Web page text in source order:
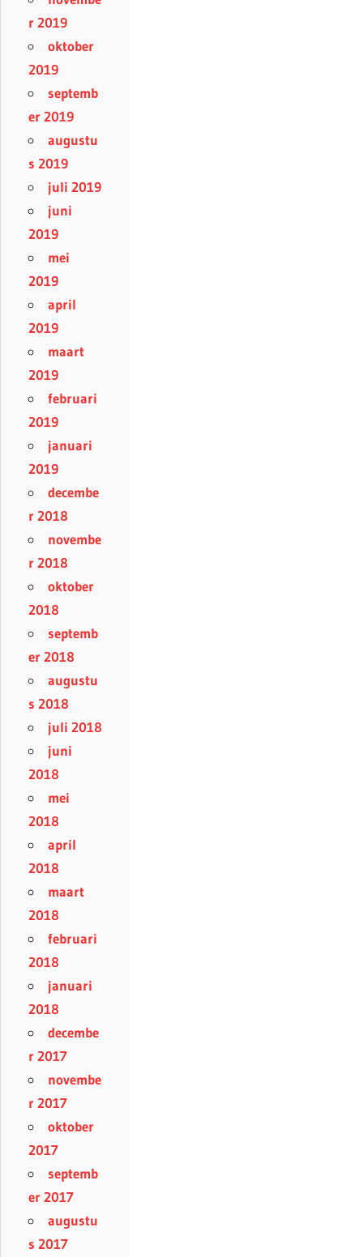
r 2019
oktober
2019
septemb
er 2019
augustu
s 2019
juli 2019
juni
2019
mei
2019
april
2019
maart
2019
februari
2019
januari
2019
decembe
r 2018
novembe
r 2018
oktober
2018
septemb
er 2018
augustu
s 2018
juli 2018
juni
2018
mei
2018
april
2018
maart
2018
februari
2018
januari
2018
decembe
r 2017
novembe
r 2017
oktober
2017
septemb
er 2017
augustu
s 2017